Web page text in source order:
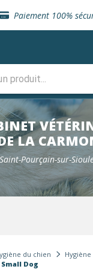
Paiement 100%
gratuite en
de croquettes
gratuite en clinique
Retour gratuit en
de croquettes
LA
Saint-Pourçain-sur-
du chien
Dog